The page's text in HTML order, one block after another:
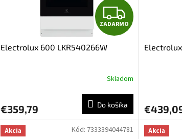
Z
A
A
R
M
ZADARMO
Electrolux 600 LKR540266W
Skladom
€359,79 Do košíka
Akcia Kód: 7333394044781 Akcia